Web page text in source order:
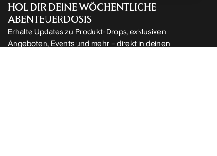
Help
HOL DIR DEINE WÖCHENTLICHE
ABENTEUERDOSIS
Erhalte Updates zu Produkt-Drops, exklusiven
Angeboten, Events und mehr – direkt in deinen